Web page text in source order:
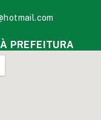
PREFEITURA